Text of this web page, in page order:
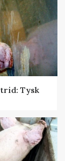
Tysk